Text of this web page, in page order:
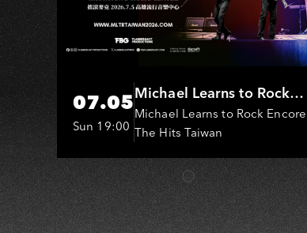
07.05
Sun 19:00
Michael Learns to Rock
(MLTR)
Michael Learns to Rock
The Hits Taiwan